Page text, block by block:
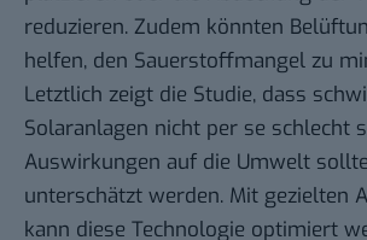
reduzieren. Zudem könnten
helfen, den Sauerstoffmangel zu
Letztlich zeigt die Studie, dass
Solaranlagen nicht per se schlecht
Auswirkungen auf die Umwelt
unterschätzt werden. Mit gezielten
kann diese Technologie optimiert